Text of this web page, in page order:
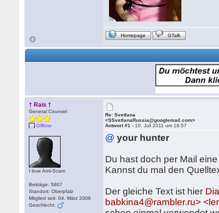
Homepage GTalk
† Rais †
General Counsel
Offline
I love Anti-Scam
Beiträge: 5807
Standort: Oberpfalz
Mitglied seit: 04. März 2008
Geschlecht:
Re: Svetlana
<SSvetlanaRussia@googlemail.com>
Antwort #1 - 10. Juli 2011 um 16:57
@ your hunter
Du hast doch per Mail
Kannst du mal den
Der gleiche Text ist hier
babkina4@rambler.ru>